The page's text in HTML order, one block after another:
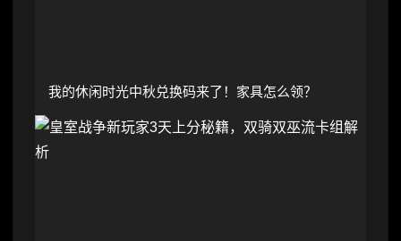
我的休闲时光中秋兑换码来了！家具怎么领？